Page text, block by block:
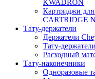
KWADRON
Картриджи для
CARTRIDGE
Тату-держатели
Держатели
Тату-
Расходный
Тату-наконечники
Одноразовые